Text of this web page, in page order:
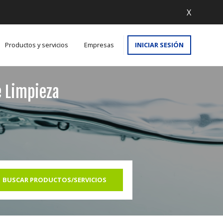
X
Productos y servicios Empresas INICIAR SESIÓN
BUSCAR PRODUCTOS/SERVICIOS